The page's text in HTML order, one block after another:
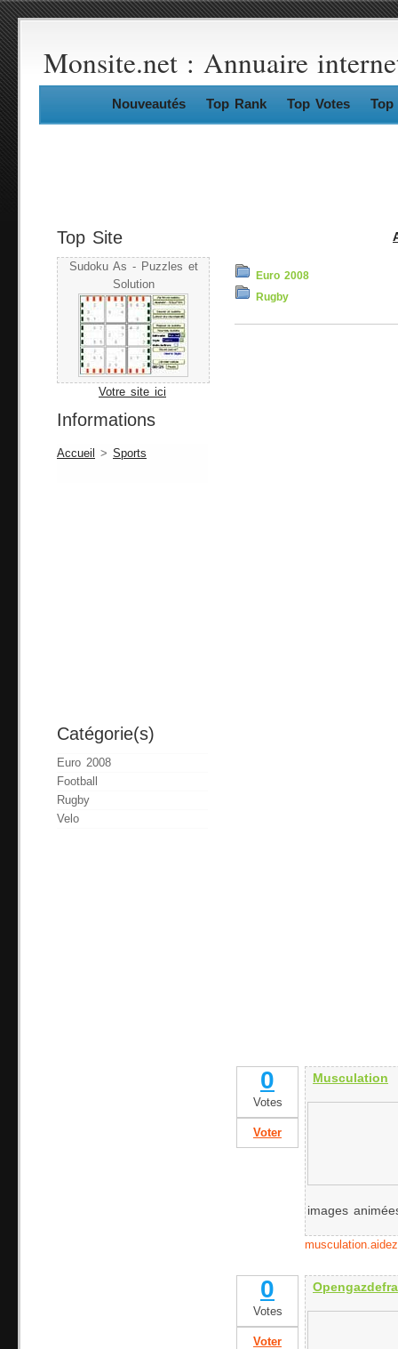
Monsite.net : Annuaire
Nouveautés Top Rank Top Votes Top
Top Site
Sudoku As - Puzzles et
Solution
Votre site ici
Informations
Accueil > Sports
Catégorie(s)
Euro 2008
Football
Rugby
Velo
Euro 2008
Rugby
0
Votes
Voter
Musculation
images
0
Votes
Voter